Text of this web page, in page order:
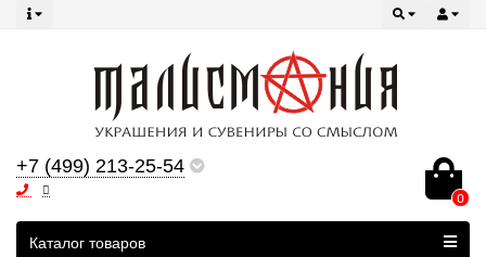
+7 (499) 213-25-54
0
Все категории
Каталог товаров